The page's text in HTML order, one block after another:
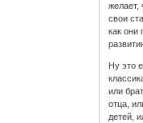
желает,
свои
как они
Ну это
или
отца,
детей,